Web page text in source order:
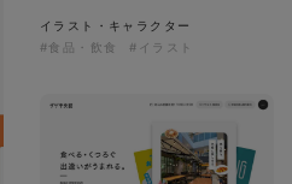
イラスト・キャラクター
#食品・飲食
#イラスト